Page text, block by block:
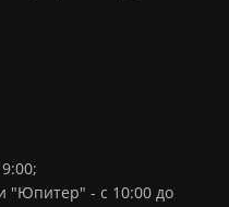
"Юпитер" - с 10:00 до